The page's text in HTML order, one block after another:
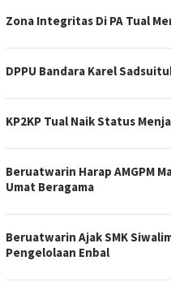
Zona Integritas Di PA Tual
DPPU Bandara Karel
KP2KP Tual Naik Status
Beruatwarin Harap AMGPM
Umat Beragama
Beruatwarin Ajak SMK
Pengelolaan Enbal